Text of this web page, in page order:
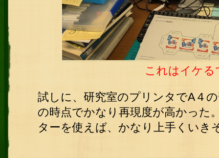
これはイケる
試しに、研究室のプリンタでA４
の時点でかなり再現度が高かった
ターを使えば、かなり上手くいき